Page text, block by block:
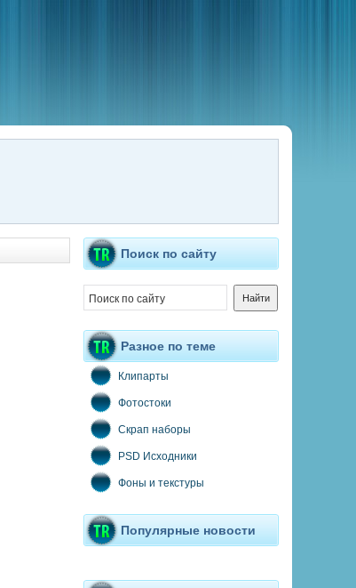
Поиск по сайту
Разное по теме
Клипарты
Фотостоки
Скрап наборы
PSD Исходники
Фоны и текстуры
Популярные новости